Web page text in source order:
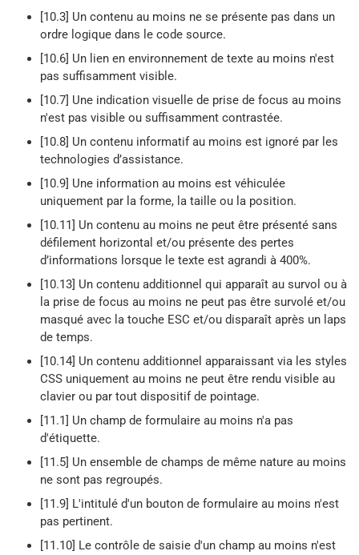
[10.3] Un contenu au moins ne se présente pas dans un
ordre logique dans le code source.
[10.6] Un lien en environnement de texte au moins n'est
pas suffisamment visible.
[10.7] Une indication visuelle de prise de focus au moins
n'est pas visible ou suffisamment contrastée.
[10.8] Un contenu informatif au moins est ignoré par les
technologies d’assistance.
[10.9] Une information au moins est véhiculée
uniquement par la forme, la taille ou la position.
[10.11] Un contenu au moins ne peut être présenté sans
défilement horizontal et/ou présente des pertes
d’informations lorsque le texte est agrandi à 400%.
[10.13] Un contenu additionnel qui apparaît au survol ou à
la prise de focus au moins ne peut pas être survolé et/ou
masqué avec la touche ESC et/ou disparaît après un laps
de temps.
[10.14] Un contenu additionnel apparaissant via les styles
CSS uniquement au moins ne peut être rendu visible au
clavier ou par tout dispositif de pointage.
[11.1] Un champ de formulaire au moins n'a pas
d'étiquette.
[11.5] Un ensemble de champs de même nature au moins
ne sont pas regroupés.
[11.9] L'intitulé d'un bouton de formulaire au moins n'est
pas pertinent.
[11.10] Le contrôle de saisie d'un champ au moins n'est